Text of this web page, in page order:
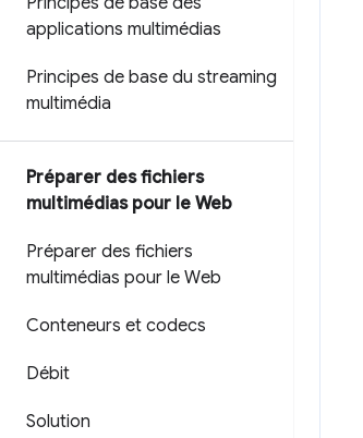
applications multimédias
Principes de base du streaming
multimédia
Préparer des fichiers
multimédias pour le Web
Préparer des fichiers
multimédias pour le Web
Conteneurs et codecs
Débit
Solution